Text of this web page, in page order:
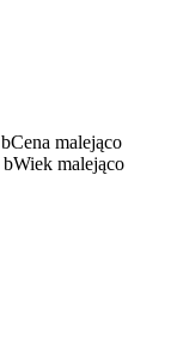
bCena malejąco
bWiek malejąco